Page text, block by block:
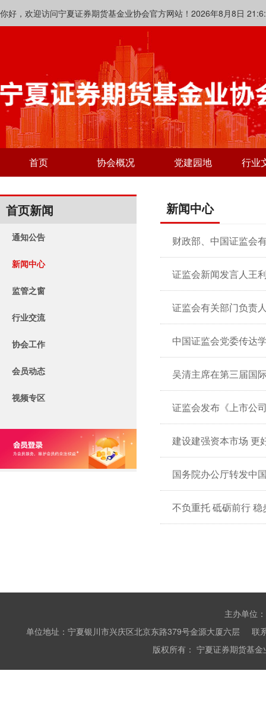
你好，欢迎访问宁夏证券期货基金业协会官方网站！2026年8月8日
首页 协会概况 党建园地 行业
首页新闻
通知公告
新闻中心
监管之窗
行业交流
协会工作
会员动态
视频专区
新闻中心
证监会新闻发言人王
证监会有关部门负责
中国证监会党委传达
吴清主席在第三届国
证监会发布《上市公
主办单位
单位地址：宁夏银川市兴庆区北京东路379号金源大厦六层
版权所有： 宁夏证券期货